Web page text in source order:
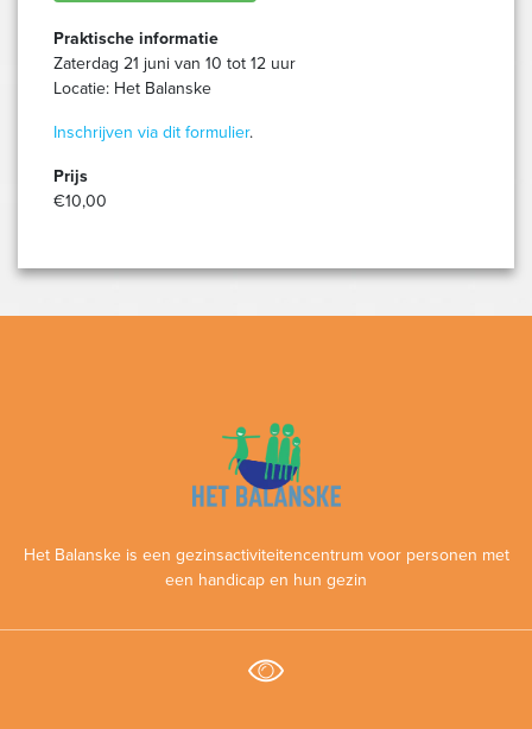
Praktische informatie
Zaterdag 21 juni van 10 tot 12 uur
Locatie: Het Balanske
Inschrijven via dit formulier.
Prijs
€10,00
Het Balanske is een gezinsactiviteitencentrum voor personen met
een handicap en hun gezin